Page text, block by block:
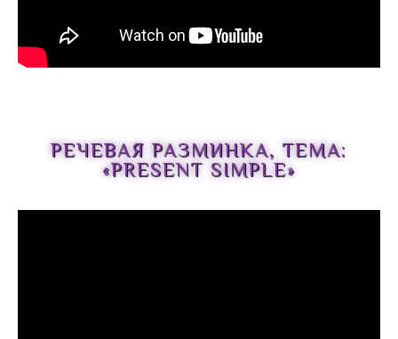
READ AND MAKE
РЕЧЕВАЯ РАЗМИНКА, ТЕМА:
«PRESENT SIMPLE»